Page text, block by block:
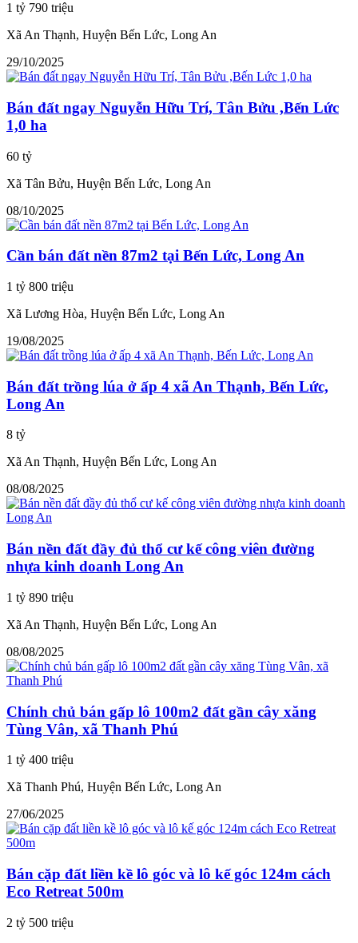
1 tỷ 790 triệu
Xã An Thạnh, Huyện Bến Lức, Long An
29/10/2025
Bán đất ngay Nguyễn Hữu Trí, Tân Bửu ,Bến Lức
1,0 ha
60 tỷ
Xã Tân Bửu, Huyện Bến Lức, Long An
08/10/2025
Cần bán đất nền 87m2 tại Bến Lức, Long An
1 tỷ 800 triệu
Xã Lương Hòa, Huyện Bến Lức, Long An
19/08/2025
Bán đất trồng lúa ở ấp 4 xã An Thạnh, Bến Lức,
Long An
8 tỷ
Xã An Thạnh, Huyện Bến Lức, Long An
08/08/2025
Bán nền đất đầy đủ thổ cư kế công viên đường
nhựa kinh doanh Long An
1 tỷ 890 triệu
Xã An Thạnh, Huyện Bến Lức, Long An
08/08/2025
Chính chủ bán gấp lô 100m2 đất gần cây xăng
Tùng Vân, xã Thanh Phú
1 tỷ 400 triệu
Xã Thanh Phú, Huyện Bến Lức, Long An
27/06/2025
Bán cặp đất liền kề lô góc và lô kế góc 124m cách
Eco Retreat 500m
2 tỷ 500 triệu